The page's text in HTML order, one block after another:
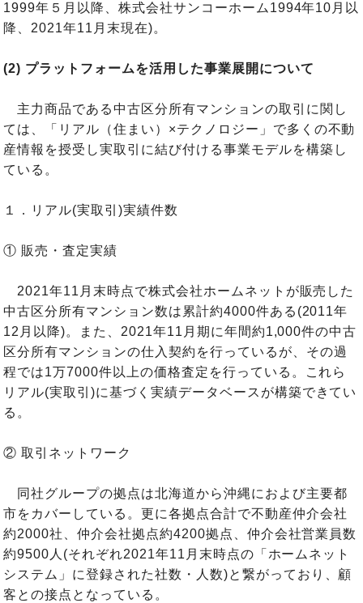
1999年５月以降、株式会社サンコーホーム1994年10月以
降、2021年11月末現在)。
(2) プラットフォームを活用した事業展開について
主力商品である中古区分所有マンションの取引に関し
ては、「リアル（住まい）×テクノロジー」で多くの不動
産情報を授受し実取引に結び付ける事業モデルを構築し
ている。
１．リアル(実取引)実績件数
① 販売・査定実績
2021年11月末時点で株式会社ホームネットが販売した
中古区分所有マンション数は累計約4000件ある(2011年
12月以降)。また、2021年11月期に年間約1,000件の中古
区分所有マンションの仕入契約を行っているが、その過
程では1万7000件以上の価格査定を行っている。これら
リアル(実取引)に基づく実績データベースが構築できてい
る。
② 取引ネットワーク
同社グループの拠点は北海道から沖縄におよび主要都
市をカバーしている。更に各拠点合計で不動産仲介会社
約2000社、仲介会社拠点約4200拠点、仲介会社営業員数
約9500人(それぞれ2021年11月末時点の「ホームネット
システム」に登録された社数・人数)と繋がっており、顧
客との接点となっている。